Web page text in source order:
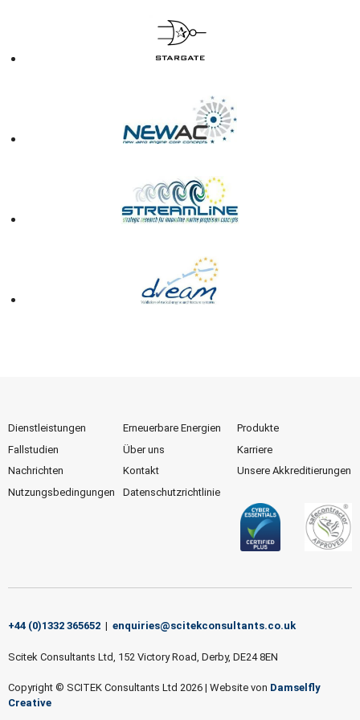
Dienstleistungen Erneuerbare Energien
Produkte
Fallstudien
Über uns
Karriere
Nachrichten
Kontakt
Unsere Akkreditierungen
Nutzungsbedingungen
Datenschutzrichtlinie
+44 (0)1332 365652 | enquiries@scitekconsultants.co.uk
Scitek Consultants Ltd, 152 Victory Road, Derby, DE24 8EN
Copyright © SCITEK Consultants Ltd 2026 | Website von Damselfly
Creative